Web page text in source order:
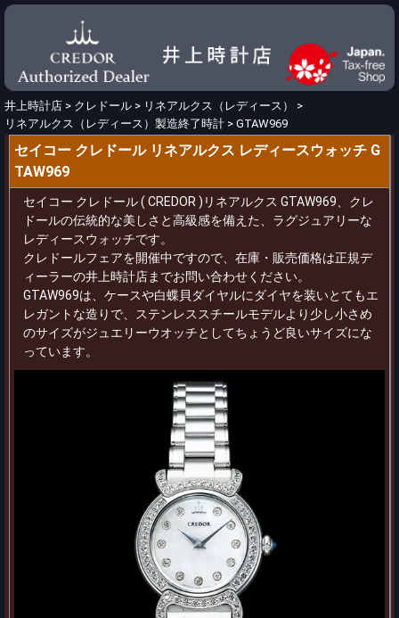
井上時計店 > クレドール > リネアルクス（レディース）
>
リネアルクス（レディース）製造終了時計 > GTAW969
セイコー クレドール リネアルクス レディースウォッチ G
TAW969
セイコー クレドール ( CREDOR )リネアルクス GTAW969、クレ
ドールの伝統的な美しさと高級感を備えた、ラグジュアリーな
レディースウォッチです。
クレドールフェアを開催中ですので、在庫・販売価格は正規デ
ィーラーの井上時計店までお問い合わせください。
GTAW969は、ケースや白蝶貝ダイヤルにダイヤを装いとてもエ
レガントな造りで、ステンレススチールモデルより少し小さめ
のサイズがジュエリーウオッチとしてちょうど良いサイズにな
っています。